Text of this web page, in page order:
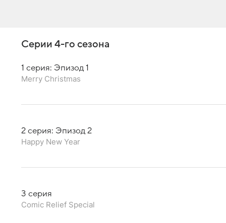
Серии 4-го сезона
1 серия: Эпизод 1
Merry Christmas
2 серия: Эпизод 2
Happy New Year
3 серия
Comic Relief Special